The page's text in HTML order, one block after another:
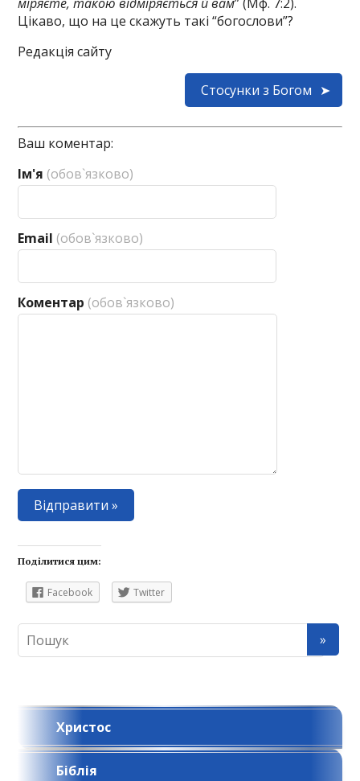
Цікаво, що на це скажуть такі “богослови”?
Редакція сайту
Стосунки з Богом
Ваш коментар:
Ім'я (обов`язково)
Email (обов`язково)
Коментар (обов`язково)
Поділитися цим:
Facebook Twitter
Христос
Біблія